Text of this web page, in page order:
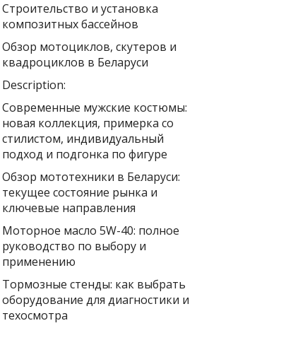
Строительство и установка
композитных бассейнов
Обзор мотоциклов, скутеров и
квадроциклов в Беларуси
Description:
Современные мужские костюмы:
новая коллекция, примерка со
стилистом, индивидуальный
подход и подгонка по фигуре
Обзор мототехники в Беларуси:
текущее состояние рынка и
ключевые направления
Моторное масло 5W-40: полное
руководство по выбору и
применению
Тормозные стенды: как выбрать
оборудование для диагностики и
техосмотра